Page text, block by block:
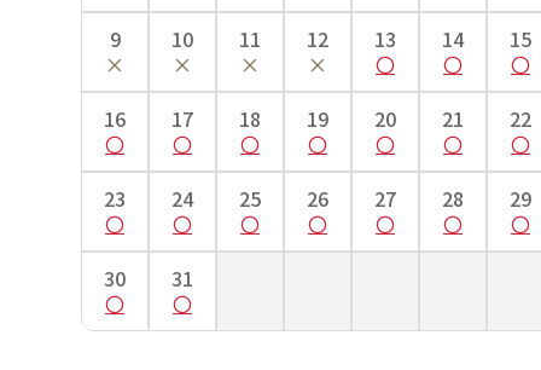
ご自身の袴丈を知る方法
9 10 11 12 13 14 15
16 17 18 19 20 21 22
23 24 25 26 27 28 29
30 31